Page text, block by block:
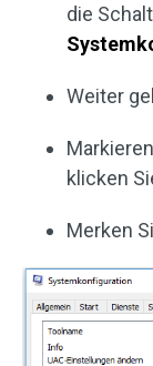
die
Weiter
klicken
Merken